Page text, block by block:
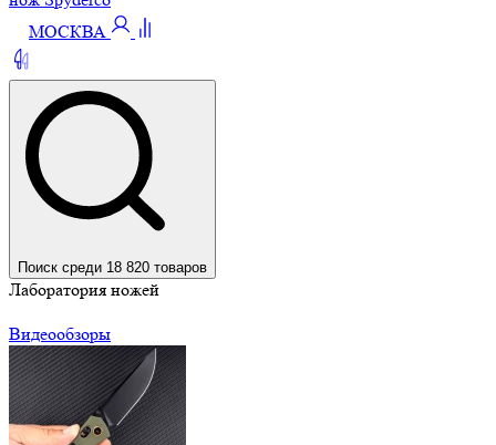
МОСКВА
Поиск среди 18 820 товаров
Лаборатория ножей
Видеообзоры